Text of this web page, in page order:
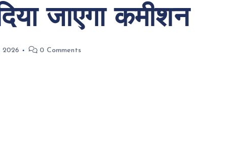
जाएगा कमीशन
2026 0 Comments